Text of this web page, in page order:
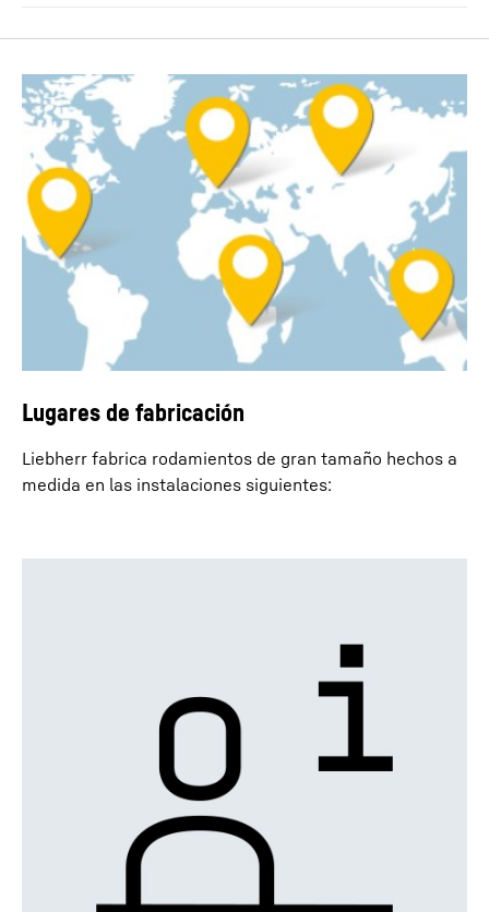
Lugares de fabricación
Liebherr fabrica rodamientos de gran tamaño hechos a
medida en las instalaciones siguientes: